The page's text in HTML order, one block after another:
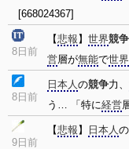
[668024367]
8日前
【悲報 】 世界競争
営層が無能で世界
8日前
日本人の競争力、
う… 「特に経営
9日前
【悲報 】 日本人の